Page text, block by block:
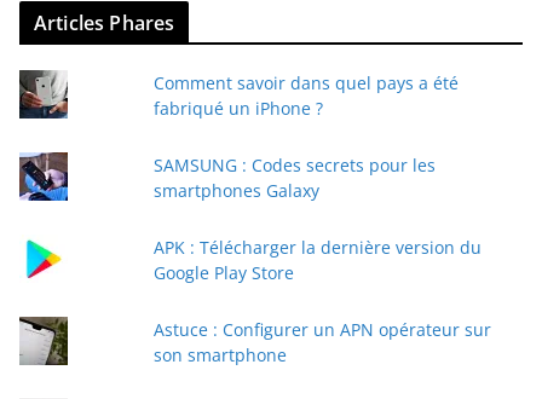
Articles Phares
Comment savoir dans quel pays a été
fabriqué un iPhone ?
SAMSUNG : Codes secrets pour les
smartphones Galaxy
APK : Télécharger la dernière version du
Google Play Store
Astuce : Configurer un APN opérateur sur
son smartphone